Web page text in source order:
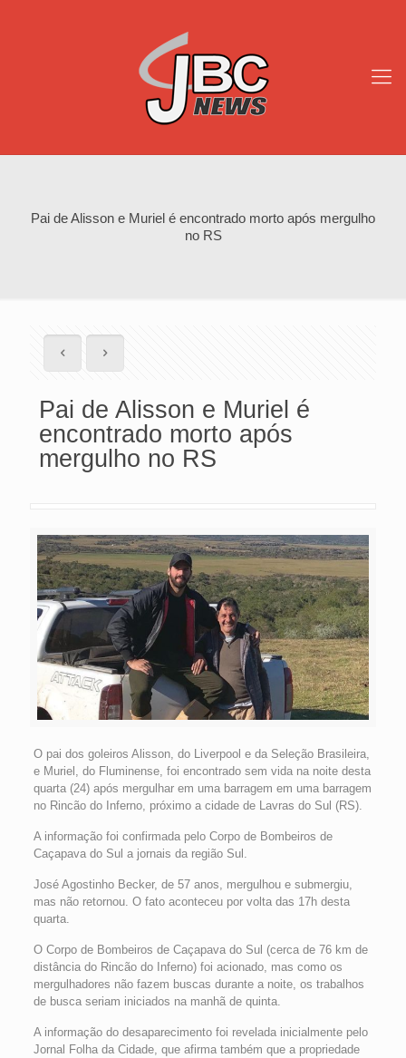
Pai de Alisson e Muriel é encontrado morto após mergulho
no RS
Pai de Alisson e Muriel é
encontrado morto após
mergulho no RS
O pai dos goleiros Alisson, do Liverpool e da Seleção Brasileira,
e Muriel, do Fluminense, foi encontrado sem vida na noite desta
quarta (24) após mergulhar em uma barragem em uma barragem
no Rincão do Inferno, próximo a cidade de Lavras do Sul (RS).
A informação foi confirmada pelo Corpo de Bombeiros de
Caçapava do Sul a jornais da região Sul.
José Agostinho Becker, de 57 anos, mergulhou e submergiu,
mas não retornou. O fato aconteceu por volta das 17h desta
quarta.
O Corpo de Bombeiros de Caçapava do Sul (cerca de 76 km de
distância do Rincão do Inferno) foi acionado, mas como os
mergulhadores não fazem buscas durante a noite, os trabalhos
de busca seriam iniciados na manhã de quinta.
A informação do desaparecimento foi revelada inicialmente pelo
Jornal Folha da Cidade, que afirma também que a propriedade